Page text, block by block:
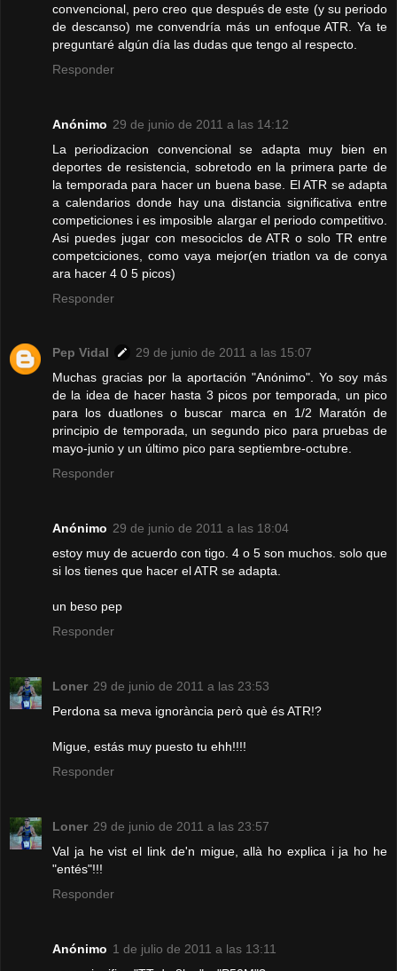
convencional, pero creo que después de este (y su periodo
de descanso) me convendría más un enfoque ATR. Ya te
preguntaré algún día las dudas que tengo al respecto.
Responder
Anónimo 29 de junio de 2011 a las 14:12
La periodizacion convencional se adapta muy bien en
deportes de resistencia, sobretodo en la primera parte de
la temporada para hacer un buena base. El ATR se adapta
a calendarios donde hay una distancia significativa entre
competiciones i es imposible alargar el periodo competitivo.
Asi puedes jugar con mesociclos de ATR o solo TR entre
competciciones, como vaya mejor(en triatlon va de conya
ara hacer 4 0 5 picos)
Responder
Pep Vidal
29 de junio de 2011 a las 15:07
Muchas gracias por la aportación "Anónimo". Yo soy más
de la idea de hacer hasta 3 picos por temporada, un pico
para los duatlones o buscar marca en 1/2 Maratón de
principio de temporada, un segundo pico para pruebas de
mayo-junio y un último pico para septiembre-octubre.
Responder
Anónimo 29 de junio de 2011 a las 18:04
estoy muy de acuerdo con tigo. 4 o 5 son muchos. solo que
si los tienes que hacer el ATR se adapta.
un beso pep
Responder
Loner 29 de junio de 2011 a las 23:53
Perdona sa meva ignorància però què és ATR!?
Migue, estás muy puesto tu ehh!!!!
Responder
Loner 29 de junio de 2011 a las 23:57
Val ja he vist el link de'n migue, allà ho explica i ja ho he
"entés"!!!
Responder
Anónimo 1 de julio de 2011 a las 13:11